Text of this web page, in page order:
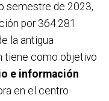
semestre de 2023,
por 364.281
la antigua
tiene como objetivo
e información
en el centro